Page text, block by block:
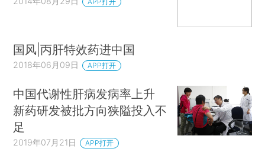
国风|丙肝特效药进中国
2018年06月09日 APP打开
中国代谢性肝病发病率上升
新药研发被批方向狭隘投入不
足
2019年07月21日 APP打开